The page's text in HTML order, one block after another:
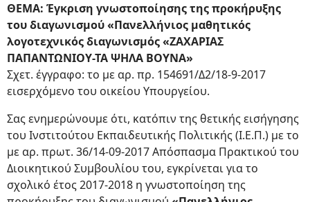
ΘΕΜΑ: Έγκριση γνωστοποίησης της προκήρυξης
του διαγωνισμού «Πανελλήνιος μαθητικός
λογοτεχνικός διαγωνισμός «ΖΑΧΑΡΙΑΣ
ΠΑΠΑΝΤΩΝΙΟΥ-ΤΑ ΨΗΛΑ ΒΟΥΝΑ»
Σχετ. έγγραφο: το με αρ. πρ. 154691/Δ2/18-9-2017
εισερχόμενο του οικείου Υπουργείου.
Σας ενημερώνουμε ότι, κατόπιν της θετικής εισήγησης
του Ινστιτούτου Εκπαιδευτικής Πολιτικής (Ι.Ε.Π.) με το
με αρ. πρωτ. 36/14-09-2017 Απόσπασμα Πρακτικού του
Διοικητικού Συμβουλίου του, εγκρίνεται για το
σχολικό έτος 2017-2018 η γνωστοποίηση της